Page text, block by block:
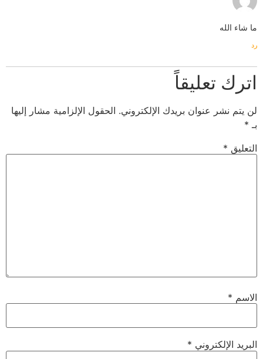
ما شاء الله
رد
اترك تعليقاً
لن يتم نشر عنوان بريدك الإلكتروني. الحقول الإلزامية مشار إليها
بـ *
التعليق *
الاسم *
البريد الإلكتروني *